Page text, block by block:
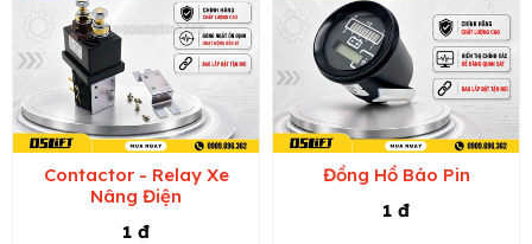
Contactor - Relay Xe
Nâng Điện
1 đ
Đồng Hồ Báo Pin
1 đ